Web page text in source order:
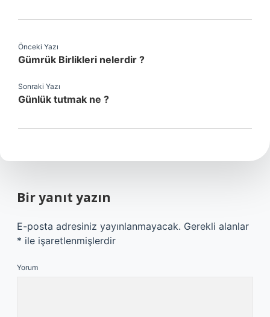
Önceki Yazı
Gümrük Birlikleri nelerdir ?
Sonraki Yazı
Günlük tutmak ne ?
Bir yanıt yazın
E-posta adresiniz yayınlanmayacak. Gerekli alanlar
* ile işaretlenmişlerdir
Yorum